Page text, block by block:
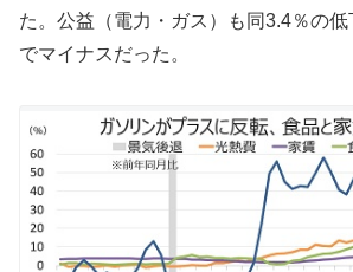
た。公益（電力・ガス）も同3.4％の
でマイナスだった。